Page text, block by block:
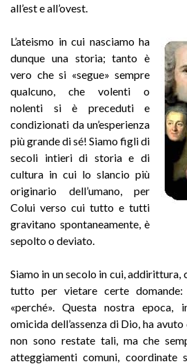
all’est e all’ovest.
L’ateismo in cui nasciamo ha
dunque una storia; tanto è
vero che si «segue» sempre
qualcuno, che volenti o
nolenti si è preceduti e
condizionati da un’esperienza
più grande di sé! Siamo figli di
secoli intieri di storia e di
cultura in cui lo slancio più
originario dell’umano, per
Colui verso cui tutto e tutti
gravitano spontaneamente, è
sepolto o deviato.
Siamo in un secolo in cui,
tutto per vietare certe
«perché». Questa nostra epoca,
omicida dell’assenza di Dio, ha
non sono restate tali, ma che
atteggiamenti comuni,